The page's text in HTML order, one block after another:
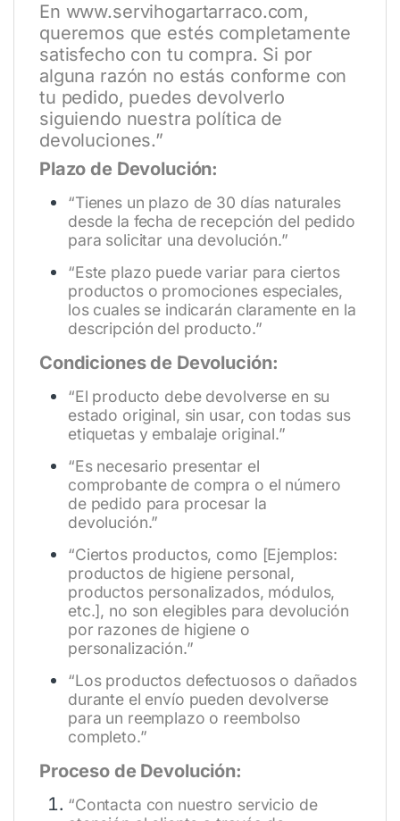
En www.servihogartarraco.com,
queremos que estés completamente
satisfecho con tu compra. Si por
alguna razón no estás conforme con
tu pedido, puedes devolverlo
siguiendo nuestra política de
devoluciones.”
Plazo de Devolución:
“Tienes un plazo de 30 días naturales
desde la fecha de recepción del pedido
para solicitar una devolución.”
“Este plazo puede variar para ciertos
productos o promociones especiales,
los cuales se indicarán claramente en la
descripción del producto.”
Condiciones de Devolución:
“El producto debe devolverse en su
estado original, sin usar, con todas sus
etiquetas y embalaje original.”
“Es necesario presentar el
comprobante de compra o el número
de pedido para procesar la
devolución.”
“Ciertos productos, como [Ejemplos:
productos de higiene personal,
productos personalizados, módulos,
etc.], no son elegibles para devolución
por razones de higiene o
personalización.”
“Los productos defectuosos o dañados
durante el envío pueden devolverse
para un reemplazo o reembolso
completo.”
Proceso de Devolución:
“Contacta con nuestro servicio de